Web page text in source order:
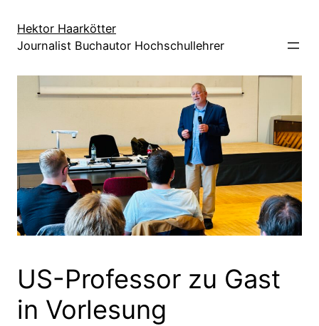
zum
Inhalt
Hektor Haarkötter
Journalist Buchautor Hochschullehrer
US-Professor zu Gast
in Vorlesung